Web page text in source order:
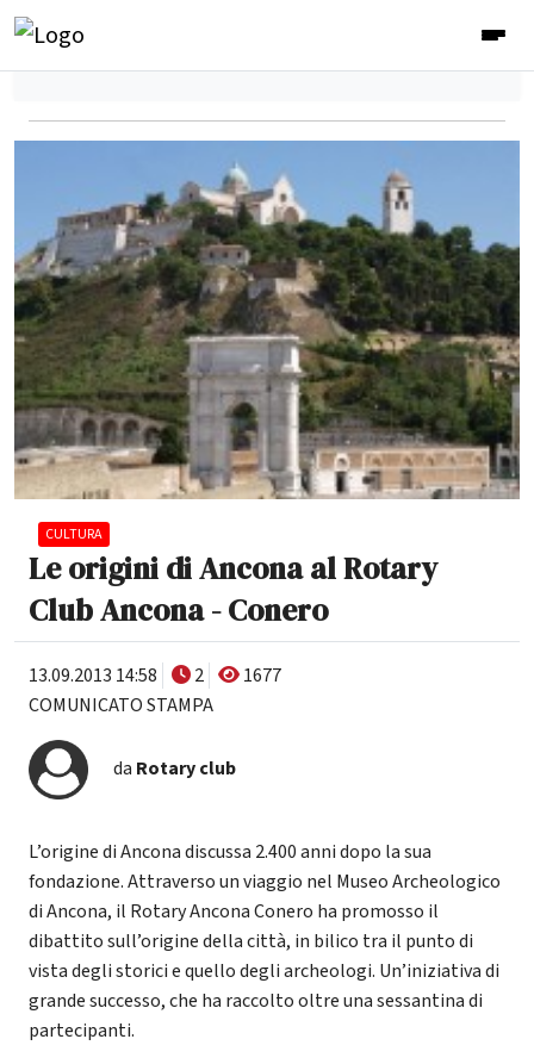
CULTURA
Le origini di Ancona al Rotary
Club Ancona - Conero
13.09.2013 14:58 2
1677
COMUNICATO STAMPA
da Rotary club
L’origine di Ancona discussa 2.400 anni dopo la sua
fondazione. Attraverso un viaggio nel Museo Archeologico
di Ancona, il Rotary Ancona Conero ha promosso il
dibattito sull’origine della città, in bilico tra il punto di
vista degli storici e quello degli archeologi. Un’iniziativa di
grande successo, che ha raccolto oltre una sessantina di
partecipanti.